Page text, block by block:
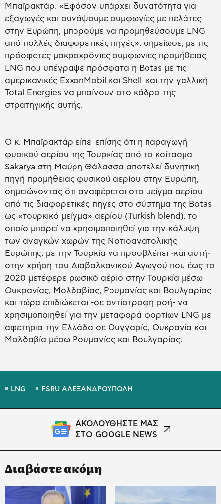
Μπαϊρακτάρ. «Εφόσον υπάρχει δυνατότητα για
εξαγωγές και συνάψουμε συμφωνίες με πελάτες
στην Ευρώπη, μπορούμε να προμηθεύσουμε LNG
από πολλές διαφορετικές πηγές», σημείωσε, με τις
πρόσφατες μακροχρόνιες συμφωνίες προμήθειας
LNG που υπέγραψε πρόσφατα η Botas με τις
αμερικανικές ExxonMobil και Shell και την γαλλική
Total Energies να μπαίνουν στο κάδρο της
στρατηγικής αυτής.
Ο κ. Μπαϊρακτάρ είπε επίσης ότι η παραγωγή
φυσικού αερίου της Τουρκίας από το κοίτασμα
Sakarya στη Μαύρη Θάλασσα αποτελεί δυνητική
πηγή προμήθειας φυσικού αερίου στην Ευρώπη,
σημειώνοντας ότι αναφέρεται στο μείγμα αερίου
από τις διαφορετικές πηγές στο σύστημα της Botas
ως «τουρκικό μείγμα» αερίου (Turkish blend), το
οποίο μπορεί να χρησιμοποιηθεί για την κάλυψη
των αναγκών χωρών της Νοτιοανατολικής
Ευρώπης, με την Τουρκία να προσβλέπει -και αυτή-
στην χρήση του Διαβαλκανικού Αγωγού που έως το
2020 μετέφερε ρωσικό αέριο στην Τουρκία μέσω
Ουκρανίας, Μολδαβίας, Ρουμανίας και Βουλγαρίας
και τώρα επιδιώκεται -σε αντίστροφη ροή- να
χρησιμοποιηθεί για την μεταφορά φορτίων LNG με
αφετηρία την Ελλάδα σε Ουγγαρία, Ουκρανία και
Μολδαβία μέσω Ρουμανίας και Βουλγαρίας.
LNG FSRU ΑΛΕΞΑΝΔΡΟΥΠΟΛΗ
ΑΚΟΛΟΥΘΗΣΤΕ ΜΑΣ
ΣΤΟ GOOGLE NEWS
Διαβάστε ακόμη